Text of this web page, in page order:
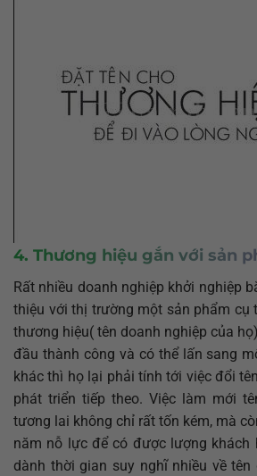
4. Thương hiệu gắn với sản
Rất nhiều doanh nghiệp khởi nghiệp
thiệu với thị trường một sản phẩm cụ
thương hiệu( tên doanh nghiệp của
đầu thành công và có thể lấn sang
khác thì họ lại phải tính tới việc đổi
phát triển tiếp theo. Việc làm mới
tương lai không chỉ rất tốn kém, mà
năm nỗ lực để có được lượng khách
dành thời gian suy nghĩ nhiều về